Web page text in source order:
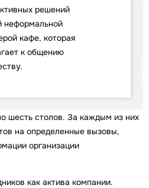
решений
неформальной
кафе, которая
к общению
шесть столов. За каждым из них
на определенные вызовы,
организации
как актива компании.